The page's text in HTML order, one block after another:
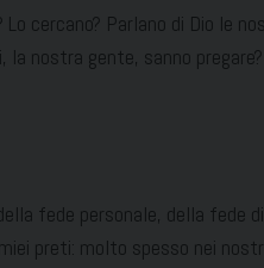
cercano? Parlano di Dio le
la nostra gente, sanno pregare?
fede personale, della fede
preti: molto spesso nei